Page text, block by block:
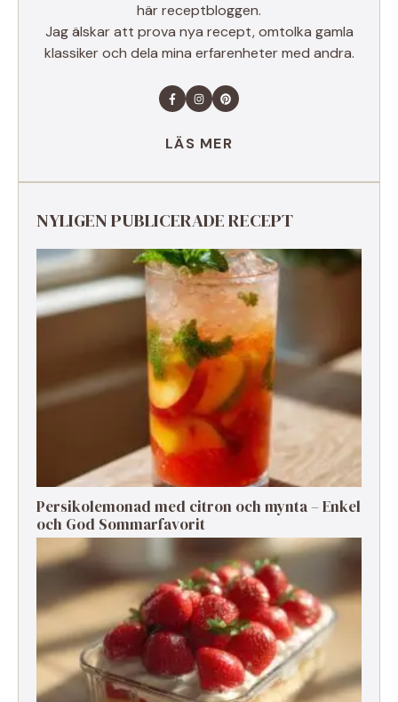
här receptbloggen.
Jag älskar att prova nya recept, omtolka gamla
klassiker och dela mina erfarenheter med andra.
LÄS MER
NYLIGEN PUBLICERADE RECEPT
Persikolemonad med citron och mynta – Enkel
och God Sommarfavorit